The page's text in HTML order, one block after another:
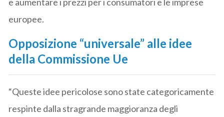
europee.
Opposizione “universale” alle idee
della Commissione Ue
“Queste idee pericolose sono state categoricamente
respinte dalla stragrande maggioranza degli